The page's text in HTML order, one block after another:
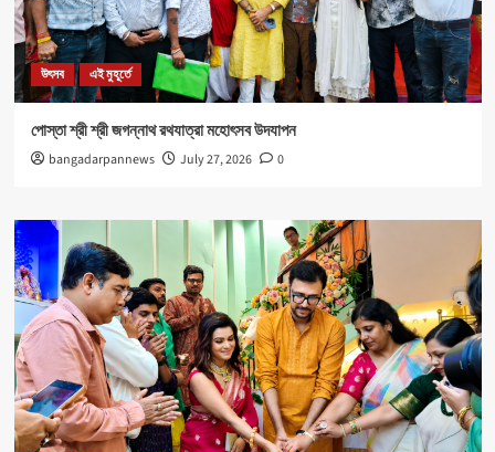
উৎসব এই মুহূর্তে
পোস্তা শ্রী শ্রী জগন্নাথ রথযাত্রা মহোৎসব উদযাপন
bangadarpannews July 27, 2026 0